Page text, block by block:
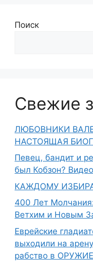
Поиск
Свежие
ЛЮБОВНИКИ
НАСТОЯЩАЯ
Певец, бандит и
был Кобзон? Видео
КАЖДОМУ
400 Лет
Ветхим и Новым
Еврейские
выходили на
рабство в